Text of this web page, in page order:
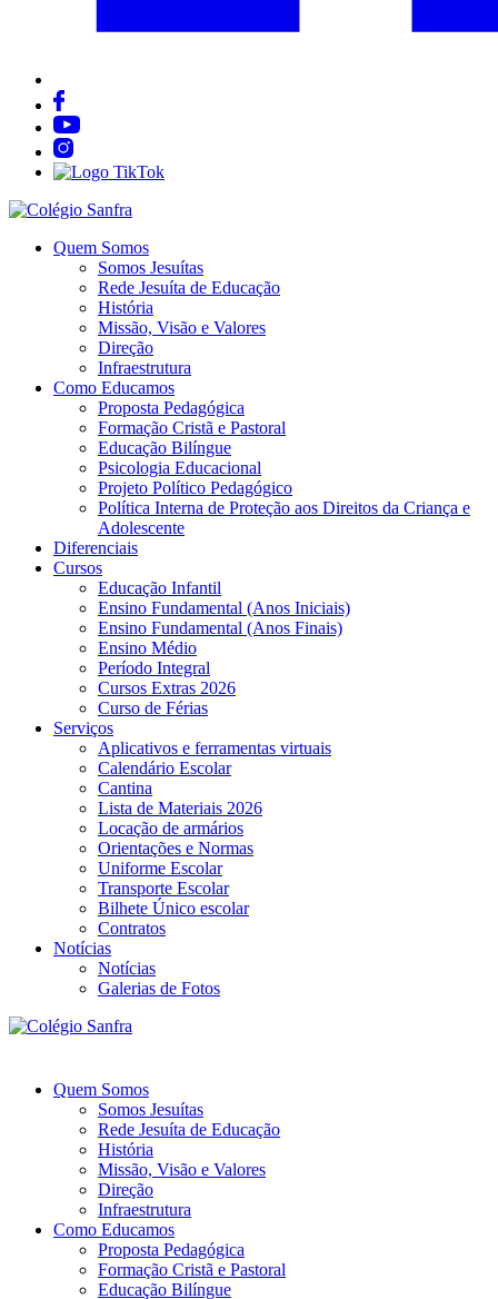
Quem Somos
Somos Jesuítas
Rede Jesuíta de Educação
História
Missão, Visão e Valores
Direção
Infraestrutura
Como Educamos
Proposta Pedagógica
Formação Cristã e Pastoral
Educação Bilíngue
Psicologia Educacional
Projeto Político Pedagógico
Política Interna de Proteção aos Direitos da Criança e
Adolescente
Diferenciais
Cursos
Educação Infantil
Ensino Fundamental (Anos Iniciais)
Ensino Fundamental (Anos Finais)
Ensino Médio
Período Integral
Cursos Extras 2026
Curso de Férias
Serviços
Aplicativos e ferramentas virtuais
Calendário Escolar
Cantina
Lista de Materiais 2026
Locação de armários
Orientações e Normas
Uniforme Escolar
Transporte Escolar
Bilhete Único escolar
Contratos
Notícias
Notícias
Galerias de Fotos
Quem Somos
Somos Jesuítas
Rede Jesuíta de Educação
História
Missão, Visão e Valores
Direção
Infraestrutura
Como Educamos
Proposta Pedagógica
Formação Cristã e Pastoral
Educação Bilíngue